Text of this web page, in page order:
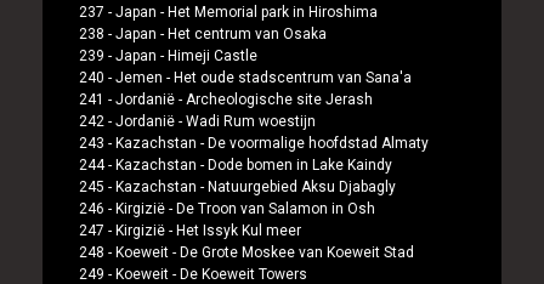
237 - Japan - Het Memorial park in Hiroshima
238 - Japan - Het centrum van Osaka
239 - Japan - Himeji Castle
240 - Jemen - Het oude stadscentrum van Sana'a
241 - Jordanië - Archeologische site Jerash
242 - Jordanië - Wadi Rum woestijn
243 - Kazachstan - De voormalige hoofdstad Almaty
244 - Kazachstan - Dode bomen in Lake Kaindy
245 - Kazachstan - Natuurgebied Aksu Djabagly
246 - Kirgizië - De Troon van Salamon in Osh
247 - Kirgizië - Het Issyk Kul meer
248 - Koeweit - De Grote Moskee van Koeweit Stad
249 - Koeweit - De Koeweit Towers